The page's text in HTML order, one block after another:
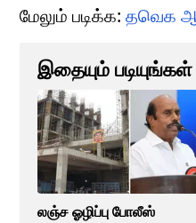
மேலும் படிக்க: தவெக
இதையும் படியுங்கள்
லஞ்ச ஓழிப்பு போலீஸ்